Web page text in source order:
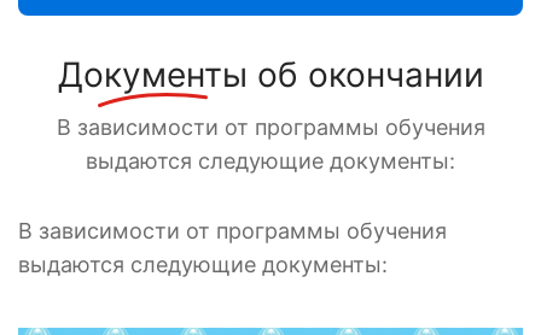
Документы об окончании
В зависимости от программы обучения
выдаются следующие документы:
В зависимости от программы обучения
выдаются следующие документы: